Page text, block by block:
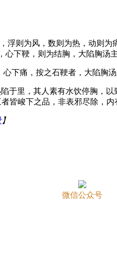
浮则为风，数则为热，动则
下鞕，则为结胸，大陷胸汤
心下痛，按之石鞕者，大陷胸
于里，其人素有水饮停胸，
皆峻下之品，非表邪尽除，
】
微信公众号